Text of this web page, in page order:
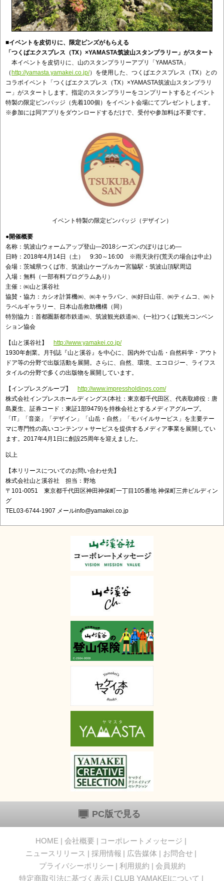
■イベントを皮切りに、限定ピンズがもらえる
「つくばエクスプレス（TX）×YAMASTA筑波山スタンプラリー」がスタート
本イベントを皮切りに、山のスタンプラリーアプリ「YAMASTA」
（http://yamasta.yamakei.co.jp/）を使用した、つくばエクスプレス（TX）との
コラボイベント「つくばエクスプレス（TX）×YAMASTA筑波山スタンプラリ
ー」がスタートします。指定のスタンプラリーをコンプリートするとイベント
特製の限定ピンバッジ（先着100個）をイベント会場にてプレゼントします。
※参加には同アプリをダウンロードするだけで、受付や参加料は不要です。
イベント特製の限定ピンバッジ（デザイン）
●開催概要
名称：筑波山ウォームアップ登山―2018シーズンのぼりはじめ―
日時：2018年4月14日（土） 9:30～16:00 ※雨天決行(荒天の場合は中止)
会場：茨城県つくば市、筑波山ケーブルカー宮脇駅・筑波山頂駅周辺
入場：無料（一部有料プログラムあり）
主催：㈱山と溪谷社
協賛・協力：カシオ計算機㈱、㈱キャラバン、㈱好日山荘、㈱ティムコ、㈱ト
ラベルギャラリー、日本山岳救助機構（同）
特別協力：首都圏新都市鉄道㈱、筑波観光鉄道㈱、(一社)つくば観光コンベン
ション協会
【山と溪谷社】 http://www.yamakei.co.jp/
1930年創業。月刊誌『山と溪谷』を中心に、国内外で山岳・自然科学・アウト
ドア等の分野で出版活動を展開。さらに、自然、環境、エコロジー、ライフス
タイルの分野で多くの出版物を展開しています。
【インプレスグループ】
http://www.impressholdings.com/
株式会社インプレスホールディングス(本社：東京都千代田区、代表取締役：唐
島夏生、証券コード：東証1部9479)を持株会社とするメディアグループ。
「IT」「音楽」「デザイン」「山岳・自然」「モバイルサービス」を主要テー
マに専門性の高いコンテンツ＋サービスを提供するメディア事業を展開してい
ます。2017年4月1日に創設25周年を迎えました。
以上
【本リリースについてのお問い合わせ先】
株式会社山と溪谷社 担当：野地
〒101-0051 東京都千代田区神田神保町一丁目105番地 神保町三井ビルディン
グ
TEL03-6744-1907 メールinfo@yamakei.co.jp
PC版で見る
HOME 会社概要
コーポレートメッセージ
ニュースリリース
採用情報 広告媒体
お問合せ
プライバシーポリシー
利用規約
会員規約
特定商取引法に基づく表示
CLUB YAMAKEIについて